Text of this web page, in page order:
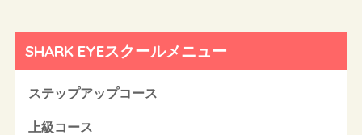
SHARK EYEスクールメニュー
ステップアップコース
上級コース